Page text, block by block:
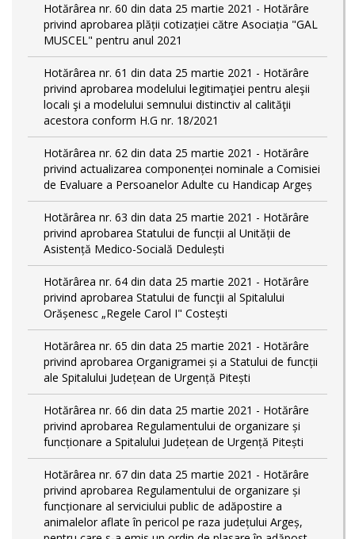
Hotărârea nr. 60 din data 25 martie 2021 - Hotărâre
privind aprobarea plății cotizației către Asociația "GAL
MUSCEL" pentru anul 2021
Hotărârea nr. 61 din data 25 martie 2021 - Hotărâre
privind aprobarea modelului legitimaţiei pentru aleşii
locali şi a modelului semnului distinctiv al calităţii
acestora conform H.G nr. 18/2021
Hotărârea nr. 62 din data 25 martie 2021 - Hotărâre
privind actualizarea componenței nominale a Comisiei
de Evaluare a Persoanelor Adulte cu Handicap Argeș
Hotărârea nr. 63 din data 25 martie 2021 - Hotărâre
privind aprobarea Statului de funcții al Unității de
Asistență Medico-Socială Dedulești
Hotărârea nr. 64 din data 25 martie 2021 - Hotărâre
privind aprobarea Statului de funcţii al Spitalului
Orășenesc „Regele Carol I" Costești
Hotărârea nr. 65 din data 25 martie 2021 - Hotărâre
privind aprobarea Organigramei și a Statului de funcții
ale Spitalului Județean de Urgență Pitești
Hotărârea nr. 66 din data 25 martie 2021 - Hotărâre
privind aprobarea Regulamentului de organizare și
funcționare a Spitalului Județean de Urgență Pitești
Hotărârea nr. 67 din data 25 martie 2021 - Hotărâre
privind aprobarea Regulamentului de organizare și
funcționare al serviciului public de adăpostire a
animalelor aflate în pericol pe raza județului Argeș,